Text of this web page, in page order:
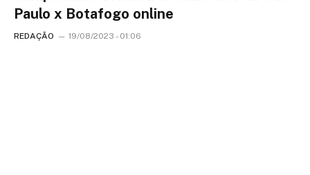
Paulo x Botafogo online
REDAÇÃO 19/08/2023 - 01:06